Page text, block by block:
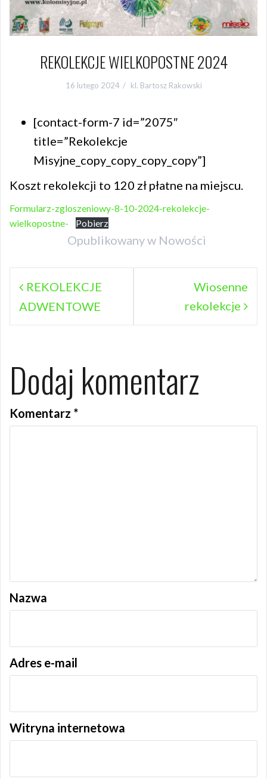
REKOLEKCJE WIELKOPOSTNE 2024
16 lutego 2024 kl. Bartosz Rakowski
[contact-form-7 id=”2075″
title=”Rekolekcje
Misyjne_copy_copy_copy_copy”]
Koszt rekolekcji to 120 zł płatne na miejscu.
Formularz-zgloszeniowy-8-10-2024-rekolekcje-
wielkopostne-
Pobierz
Opublikowany w Nowości
Nawigacja
wpisu
REKOLEKCJE
ADWENTOWE
Wiosenne
rekolekcje
Dodaj komentarz
Komentarz *
Nazwa
Adres e-mail
Witryna internetowa